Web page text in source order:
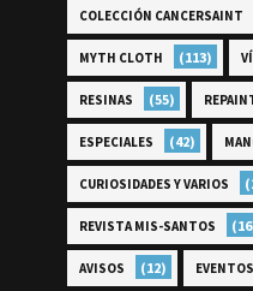
COLECCIÓN CANCERSAINT
MYTH CLOTH (113)
RESINAS (55)
ESPECIALES (42)
CURIOSIDADES Y VARIOS
REVISTA MIS-SANTOS
AVISOS (12) EVENTOS